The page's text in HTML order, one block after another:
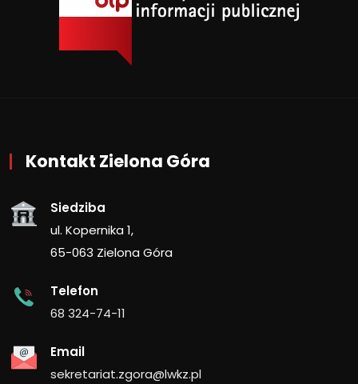
Kontakt Zielona Góra
Siedziba
ul. Kopernika 1,
65-063 Zielona Góra
Telefon
68 324-74-11
Email
sekretariat.zgora@lwkz.pl